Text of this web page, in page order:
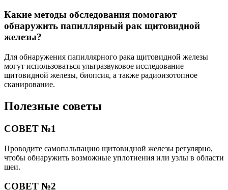
Какие методы обследования помогают
обнаружить папиллярный рак щитовидной
железы?
Для обнаружения папиллярного рака щитовидной железы
могут использоваться ультразвуковое исследование
щитовидной железы, биопсия, а также радиоизотопное
сканирование.
Полезные советы
СОВЕТ №1
Проводите самопальпацию щитовидной железы регулярно,
чтобы обнаружить возможные уплотнения или узлы в области
шеи.
СОВЕТ №2